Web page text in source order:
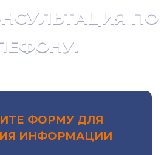
ПО
ФОРМУ ДЛЯ
ИНФОРМАЦИИ